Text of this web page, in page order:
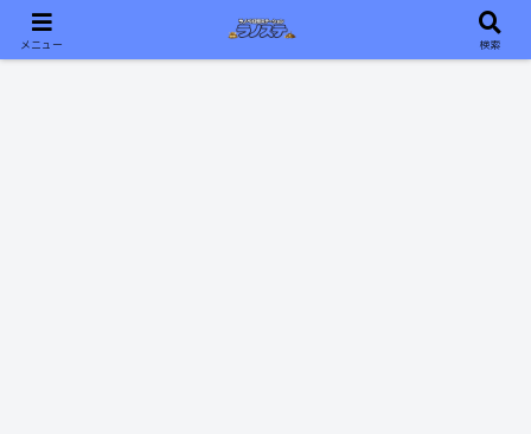
おすすめのライトノベルをあなたに📖ラノステ📖
メニュー 検索